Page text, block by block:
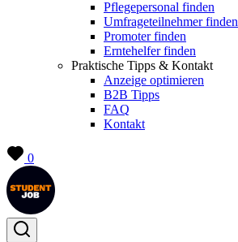
Pflegepersonal finden
Umfrageteilnehmer finden
Promoter finden
Erntehelfer finden
Praktische Tipps & Kontakt
Anzeige optimieren
B2B Tipps
FAQ
Kontakt
0